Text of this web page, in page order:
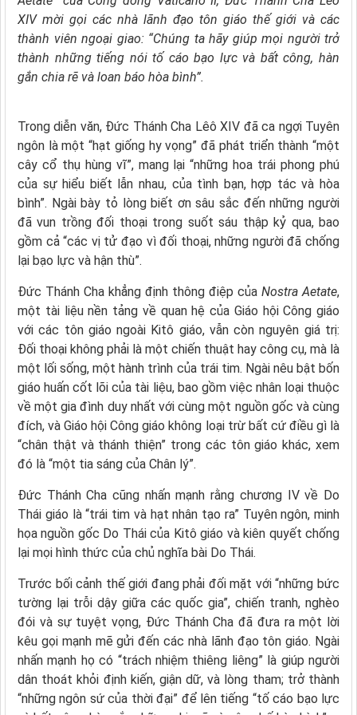
XIV mời gọi các nhà lãnh đạo tôn giáo thế giới và các
thành viên ngoại giao: “Chúng ta hãy giúp mọi người trở
thành những tiếng nói tố cáo bạo lực và bất công, hàn
gắn chia rẽ và loan báo hòa bình”.
Trong diễn văn, Đức Thánh Cha Lêô XIV đã ca ngợi Tuyên
ngôn là một “hạt giống hy vọng” đã phát triển thành “một
cây cổ thụ hùng vĩ”, mang lại “những hoa trái phong phú
của sự hiểu biết lẫn nhau, của tình bạn, hợp tác và hòa
bình”. Ngài bày tỏ lòng biết ơn sâu sắc đến những người
đã vun trồng đối thoại trong suốt sáu thập kỷ qua, bao
gồm cả “các vị tử đạo vì đối thoại, những người đã chống
lại bạo lực và hận thù”.
Đức Thánh Cha khẳng định thông điệp của Nostra Aetate,
một tài liệu nền tảng về quan hệ của Giáo hội Công giáo
với các tôn giáo ngoài Kitô giáo, vẫn còn nguyên giá trị:
Đối thoại không phải là một chiến thuật hay công cụ, mà là
một lối sống, một hành trình của trái tim. Ngài nêu bật bốn
giáo huấn cốt lõi của tài liệu, bao gồm việc nhân loại thuộc
về một gia đình duy nhất với cùng một nguồn gốc và cùng
đích, và Giáo hội Công giáo không loại trừ bất cứ điều gì là
“chân thật và thánh thiện” trong các tôn giáo khác, xem
đó là “một tia sáng của Chân lý”.
Đức Thánh Cha cũng nhấn mạnh rằng chương IV về Do
Thái giáo là “trái tim và hạt nhân tạo ra” Tuyên ngôn, minh
họa nguồn gốc Do Thái của Kitô giáo và kiên quyết chống
lại mọi hình thức của chủ nghĩa bài Do Thái.
Trước bối cảnh thế giới đang phải đối mặt với “những bức
tường lại trỗi dậy giữa các quốc gia”, chiến tranh, nghèo
đói và sự tuyệt vọng, Đức Thánh Cha đã đưa ra một lời
kêu gọi mạnh mẽ gửi đến các nhà lãnh đạo tôn giáo. Ngài
nhấn mạnh họ có “trách nhiệm thiêng liêng” là giúp người
dân thoát khỏi định kiến, giận dữ, và lòng tham; trở thành
“những ngôn sứ của thời đại” để lên tiếng “tố cáo bạo lực